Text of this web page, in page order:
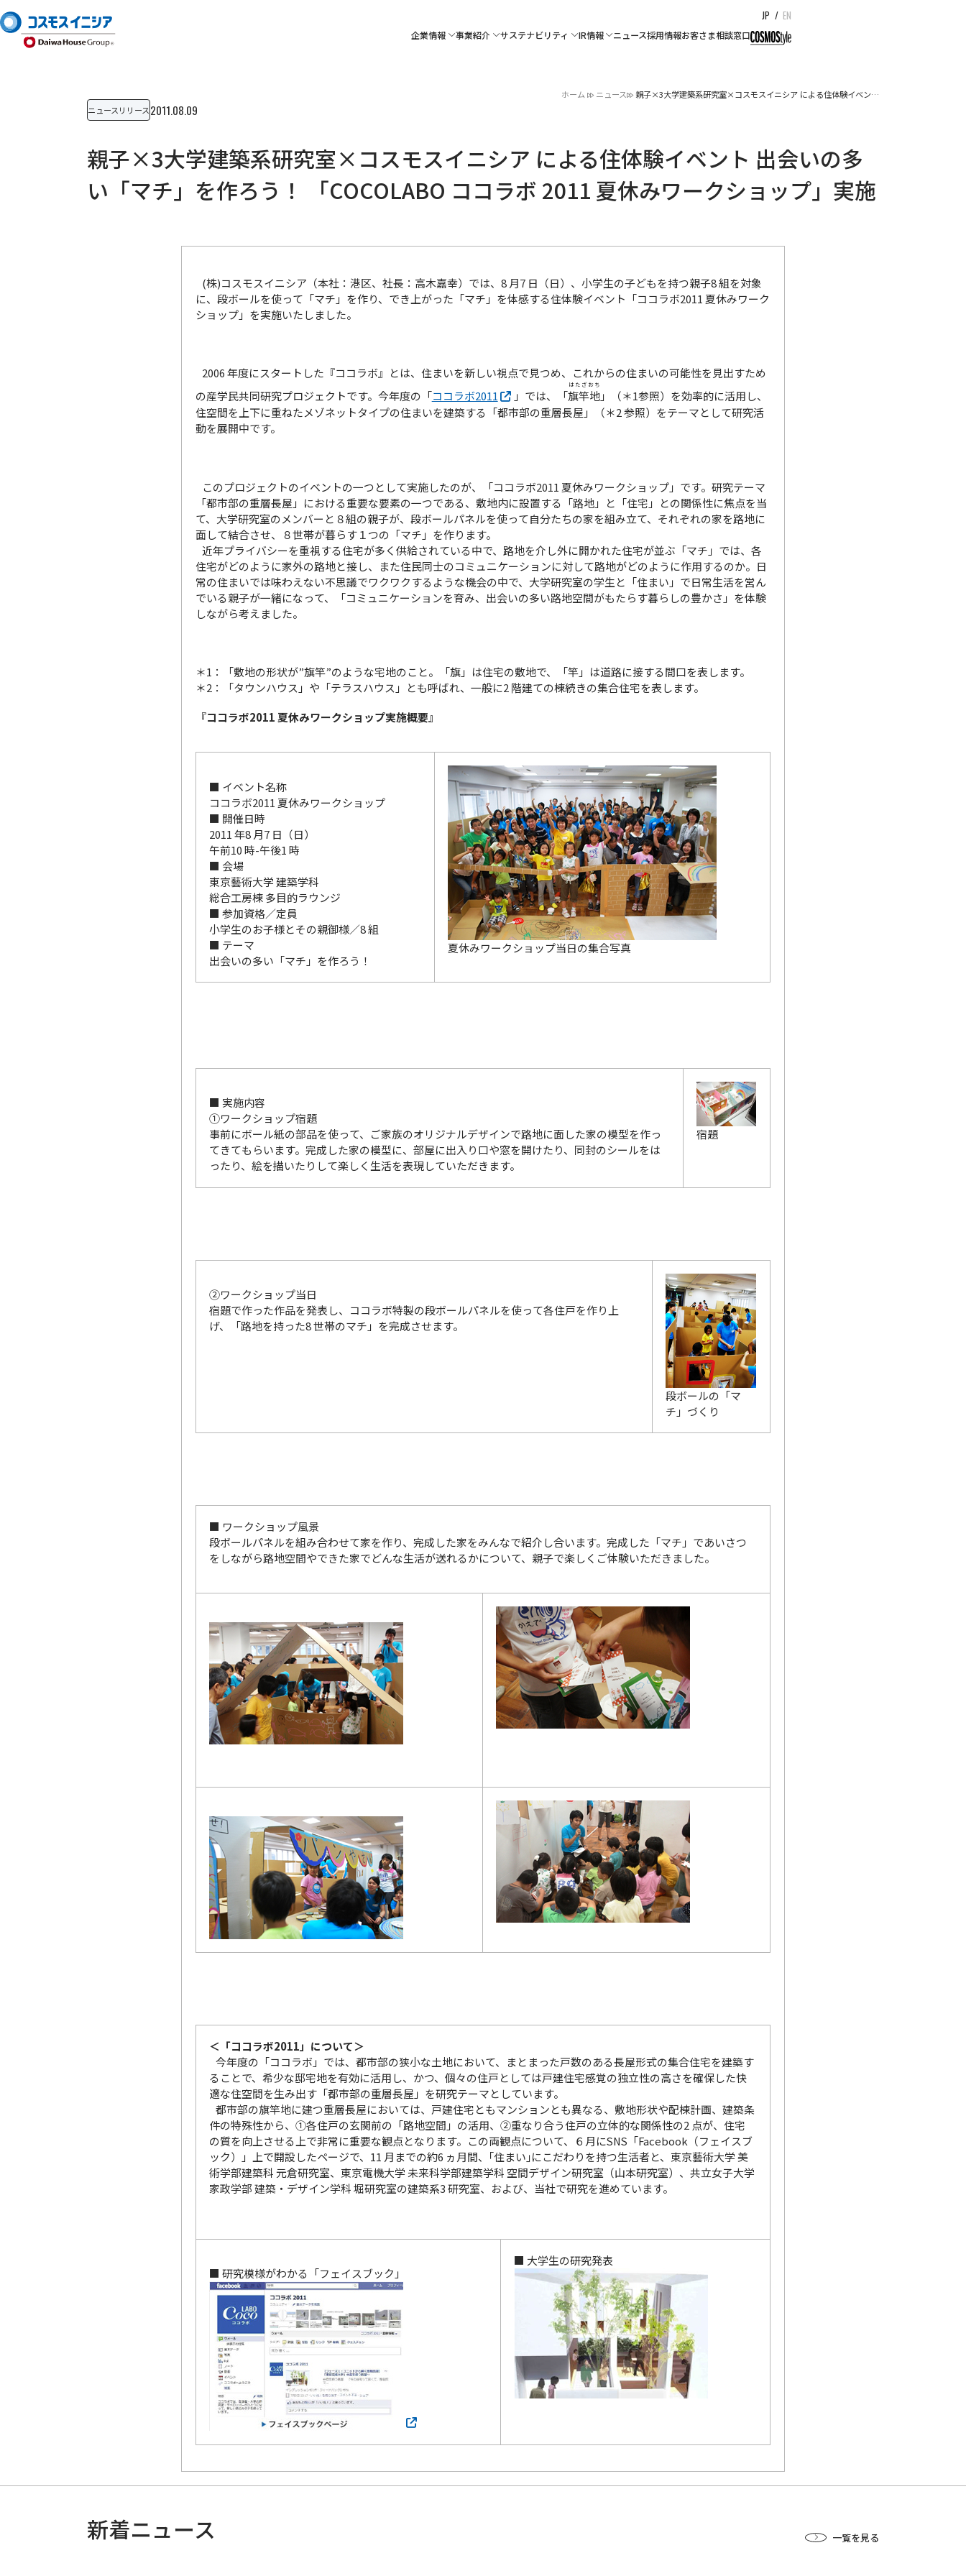
企業情報 事業紹介 サステナビリティ IR情報 ニュース採用情報お客さま相談窓口
JP / EN
ホーム ニュース
親子×3大学建築系研究室×コスモスイニシア による住体験イベン…
ニュースリリース2011.08.09
親子×3大学建築系研究室×コスモスイニシア による住体験イベント 出会いの多
い「マチ」を作ろう！ 「COCOLABO ココラボ 2011 夏休みワークショップ」実施
(株)コスモスイニシア（本社：港区、社長：高木嘉幸）では、8 月7 日（日）、小学生の子どもを持つ親子8 組を対象
に、段ボールを使って「マチ」を作り、でき上がった「マチ」を体感する住体験イベント「ココラボ2011 夏休みワーク
ショップ」を実施いたしました。
2006 年度にスタートした『ココラボ』とは、住まいを新しい視点で見つめ、これからの住まいの可能性を見出すため
の産学民共同研究プロジェクトです。今年度の「ココラボ2011 」では、「旗竿地
はたざおち
」（＊1参照）を効率的に活用し、
住空間を上下に重ねたメゾネットタイプの住まいを建築する「都市部の重層長屋」（＊2 参照）をテーマとして研究活
動を展開中です。
このプロジェクトのイベントの一つとして実施したのが、「ココラボ2011 夏休みワークショップ」です。研究テーマ
「都市部の重層長屋」における重要な要素の一つである、敷地内に設置する「路地」と「住宅」との関係性に焦点を当
て、大学研究室のメンバーと８組の親子が、段ボールパネルを使って自分たちの家を組み立て、それぞれの家を路地に
面して結合させ、８世帯が暮らす１つの「マチ」を作ります。
近年プライバシーを重視する住宅が多く供給されている中で、路地を介し外に開かれた住宅が並ぶ「マチ」では、各
住宅がどのように家外の路地と接し、また住民同士のコミュニケーションに対して路地がどのように作用するのか。日
常の住まいでは味わえない不思議でワクワクするような機会の中で、大学研究室の学生と「住まい」で日常生活を営ん
でいる親子が一緒になって、「コミュニケーションを育み、出会いの多い路地空間がもたらす暮らしの豊かさ」を体験
しながら考えました。
＊1：「敷地の形状が”旗竿”のような宅地のこと。「旗」は住宅の敷地で、「竿」は道路に接する間口を表します。
＊2：「タウンハウス」や「テラスハウス」とも呼ばれ、一般に2 階建ての棟続きの集合住宅を表します。
『ココラボ2011 夏休みワークショップ実施概要』
■ イベント名称
ココラボ2011 夏休みワークショップ
■ 開催日時
2011 年8 月7 日（日）
午前10 時-午後1 時
■ 会場
東京藝術大学 建築学科
総合工房棟 多目的ラウンジ
■ 参加資格／定員
小学生のお子様とその親御様／8 組
■ テーマ
出会いの多い「マチ」を作ろう！
夏休みワークショップ当日の集合写真
■ 実施内容
①ワークショップ宿題
事前にボール紙の部品を使って、ご家族のオリジナルデザインで路地に面した家の模型を作っ
てきてもらいます。完成した家の模型に、部屋に出入り口や窓を開けたり、同封のシールをは
ったり、絵を描いたりして楽しく生活を表現していただきます。
宿題
②ワークショップ当日
宿題で作った作品を発表し、ココラボ特製の段ボールパネルを使って各住戸を作り上
げ、「路地を持った8 世帯のマチ」を完成させます。
段ボールの「マ
チ」づくり
■ ワークショップ風景
段ボールパネルを組み合わせて家を作り、完成した家をみんなで紹介し合います。完成した「マチ」であいさつ
をしながら路地空間やできた家でどんな生活が送れるかについて、親子で楽しくご体験いただきました。
＜「ココラボ2011」について＞
今年度の「ココラボ」では、都市部の狭小な土地において、まとまった戸数のある長屋形式の集合住宅を建築す
ることで、希少な邸宅地を有効に活用し、かつ、個々の住戸としては戸建住宅感覚の独立性の高さを確保した快
適な住空間を生み出す「都市部の重層長屋」を研究テーマとしています。
都市部の旗竿地に建つ重層長屋においては、戸建住宅ともマンションとも異なる、敷地形状や配棟計画、建築条
件の特殊性から、①各住戸の玄関前の「路地空間」の活用、②重なり合う住戸の立体的な関係性の2 点が、住宅
の質を向上させる上で非常に重要な観点となります。この両観点について、６月にSNS「Facebook（フェイスブ
ック）」上で開設したページで、11 月までの約6 ヵ月間、｢住まい｣にこだわりを持つ生活者と、東京藝術大学 美
術学部建築科 元倉研究室、東京電機大学 未来科学部建築学科 空間デザイン研究室（山本研究室）、共立女子大学
家政学部 建築・デザイン学科 堀研究室の建築系3 研究室、および、当社で研究を進めています。
■ 研究模様がわかる「フェイスブック」
■ 大学生の研究発表
新着ニュース 一覧を見る